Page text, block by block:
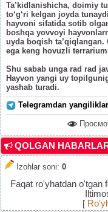
Ta’kidlanishicha, doimiy
to‘g‘ri kelgan joyda
hayvoni sifatida sotib
boshqa yovvoyi
uyda boqish
ega keng hovuzli
Shu sabab unga rad rad
Hayvon yangi uy
yashab turadi.
Telegramdan
QOLGAN
Izohlar soni: 0
Faqat ro'yhatdan o'tgan
[